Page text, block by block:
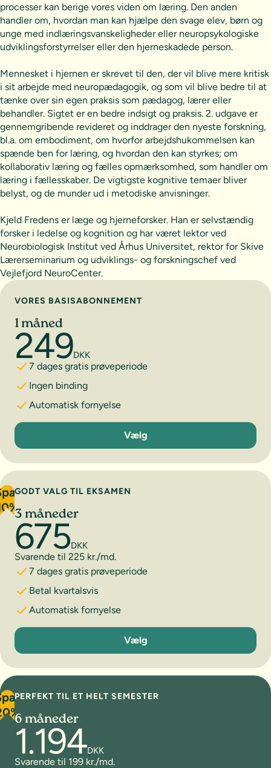
processer kan berige vores viden om læring. Den anden
handler om, hvordan man kan hjælpe den svage elev, børn og
unge med indlæringsvanskeligheder eller neuropsykologiske
udviklingsforstyrrelser eller den hjerneskadede person.
Mennesket i hjernen er skrevet til den, der vil blive mere kritisk
i sit arbejde med neuropædagogik, og som vil blive bedre til at
tænke over sin egen praksis som pædagog, lærer eller
behandler. Sigtet er en bedre indsigt og praksis. 2. udgave er
gennemgribende revideret og inddrager den nyeste forskning,
bl.a. om embodiment, om hvorfor arbejdshukommelsen kan
spænde ben for læring, og hvordan den kan styrkes; om
kollaborativ læring og fælles opmærksomhed, som handler om
læring i fællesskaber. De vigtigste kognitive temaer bliver
belyst, og de munder ud i metodiske anvisninger.
Kjeld Fredens er læge og hjerneforsker. Han er selvstændig
forsker i ledelse og kognition og har været lektor ved
Neurobiologisk Institut ved Århus Universitet, rektor for Skive
Lærerseminarium og udviklings- og forskningschef ved
Vejlefjord NeuroCenter.
Vælg abonnement
VORES BASISABONNEMENT
1 måned
249DKK
7 dages gratis prøveperiode
Ingen binding
Automatisk fornyelse
1 måned
Vælg
GODT VALG TIL EKSAMEN
3 måneder
675DKK
Svarende til 225 kr./md.
7 dages gratis prøveperiode
Betal kvartalsvis
Automatisk fornyelse
3 måneder
Vælg
PERFEKT TIL ET HELT SEMESTER
6 måneder
1.194DKK
Svarende til 199 kr./md.